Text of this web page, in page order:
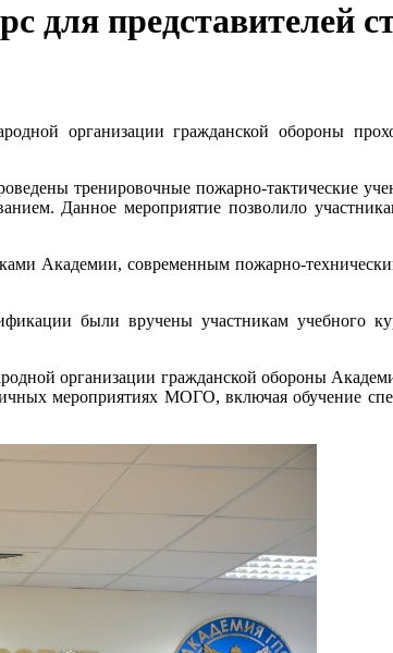
для представителей
организации гражданской обороны
тренировочные пожарно-тактические
Данное мероприятие позволило
Академии, современным пожарно-
были вручены участникам учебного
организации гражданской обороны
мероприятиях МОГО, включая обучение